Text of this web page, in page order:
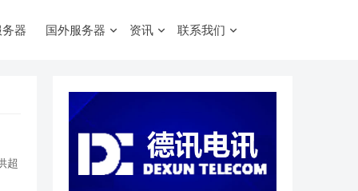
器 国外服务器 资讯 联系我们
超